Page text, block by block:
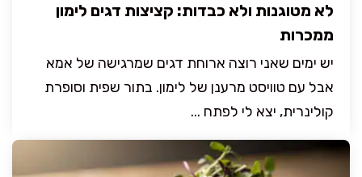
לא מטוגנות ולא כבדות: קציצות דגים לימון
ממכרות
יש ימים שאני רוצה ארוחת דגים שמרגישה של אמא
אבל עם טוויסט מרענן של לימון. בתור שפית וסופרת
קולינרית, יצא לי לפתח ...